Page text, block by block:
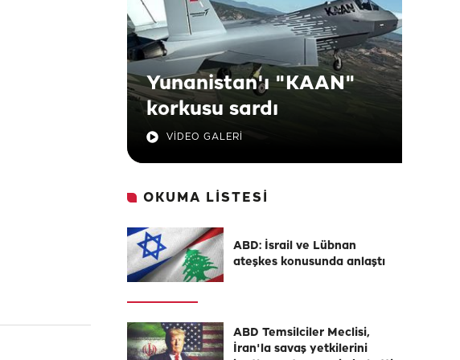
Yunanistan'ı "KAAN"
korkusu sardı
VİDEO GALERİ
OKUMA LİSTESİ
ABD: İsrail ve Lübnan
ateşkes konusunda anlaştı
ABD Temsilciler Meclisi,
İran'la savaş yetkilerini